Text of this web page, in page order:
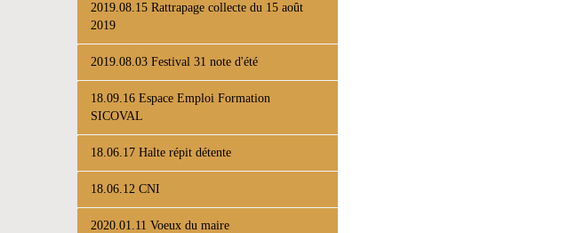
2019.08.15 Rattrapage collecte du 15 août
2019
2019.08.03 Festival 31 note d'été
18.09.16 Espace Emploi Formation
SICOVAL
18.06.17 Halte répit détente
18.06.12 CNI
2020.01.11 Voeux du maire